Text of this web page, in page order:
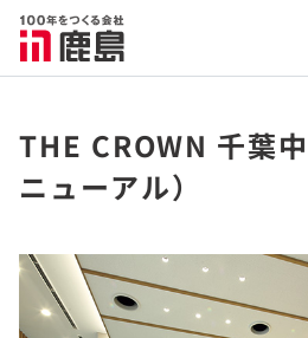
THE CROWN 千葉
ニューアル）